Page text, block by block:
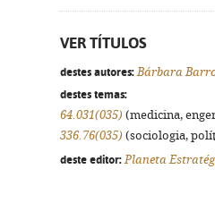
VER TÍTULOS
destes autores: Bárbara
destes temas:
64.031(035) (medicina,
336.76(035) (sociologia,
deste editor: Planeta